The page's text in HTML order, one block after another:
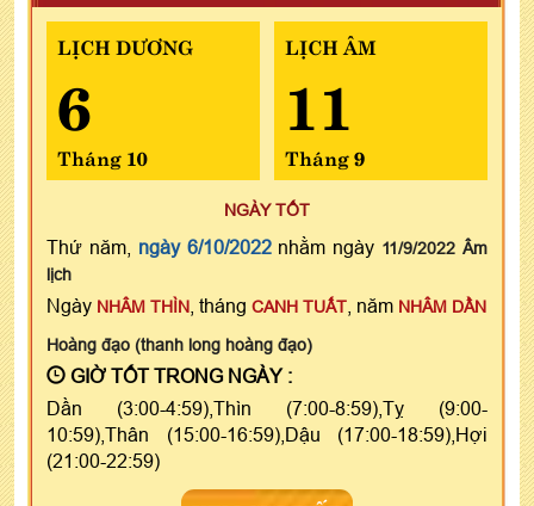
LỊCH DƯƠNG
6
Tháng 10
LỊCH ÂM
11
Tháng 9
NGÀY TỐT
Thứ năm, ngày 6/10/2022nhằm ngày 11/9/2022 Âm
lịch
Ngày NHÂM THÌN , tháng CANH TUẤT , năm NHÂM DẦN
Hoàng đạo (thanh long hoàng đạo)
GIỜ TỐT TRONG NGÀY :
Dần (3:00-4:59),Thìn (7:00-8:59),Tỵ (9:00-
10:59),Thân (15:00-16:59),Dậu (17:00-18:59),Hợi
(21:00-22:59)